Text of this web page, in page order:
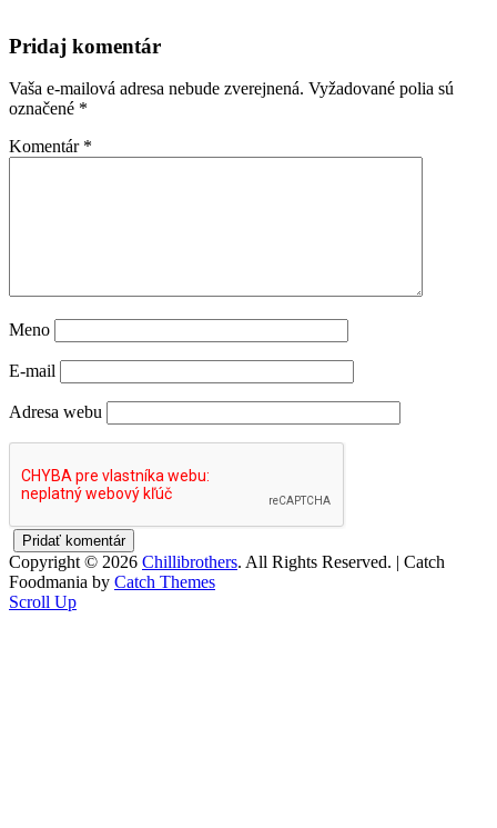
Pridaj komentár
Vaša e-mailová adresa nebude zverejnená. Vyžadované polia sú
označené *
Komentár *
Meno
E-mail
Adresa webu
Copyright © 2026 Chillibrothers. All Rights Reserved. | Catch
Foodmania by Catch Themes
Scroll Up